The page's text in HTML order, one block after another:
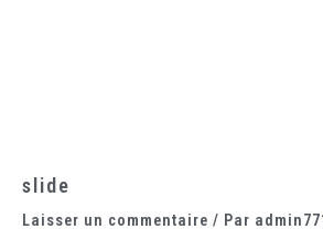
slide
Laisser un commentaire / Par